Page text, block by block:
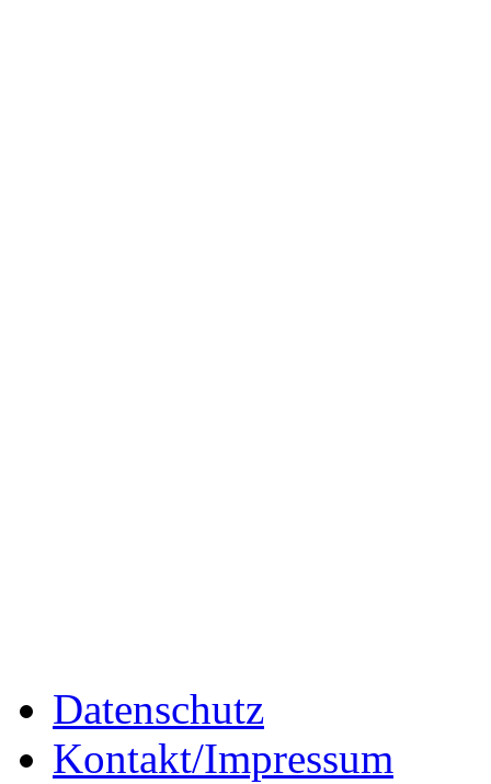
Datenschutz
Kontakt/Impressum